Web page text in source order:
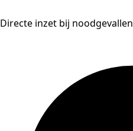
Directe inzet bij noodgevallen